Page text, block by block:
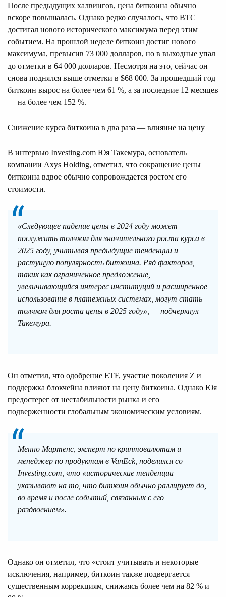
После предыдущих халвингов, цена биткоина обычно
вскоре повышалась. Однако редко случалось, что BTC
достигал нового исторического максимума перед этим
событием. На прошлой неделе биткоин достиг нового
максимума, превысив 73 000 долларов, но в выходные упал
до отметки в 64 000 долларов. Несмотря на это, сейчас он
снова поднялся выше отметки в $68 000. За прошедший год
биткоин вырос на более чем 61 %, а за последние 12 месяцев
— на более чем 152 %.
Снижение курса биткоина в два раза — влияние на цену
В интервью Investing.com Юя Такемура, основатель
компании Axys Holding, отметил, что сокращение цены
биткоина вдвое обычно сопровождается ростом его
стоимости.
«Cледующее падение цены в 2024 году может
послужить толчком для значительного роста курса в
2025 году, учитывая предыдущие тенденции и
растущую популярность биткоина. Ряд факторов,
таких как ограниченное предложение,
увеличивающийся интерес институций и расширенное
использование в платежных системах, могут стать
толчком для роста цены в 2025 году», — подчеркнул
Такемура.
Он отметил, что одобрение ETF, участие поколения Z и
поддержка блокчейна влияют на цену биткоина. Однако Юя
предостерег от нестабильности рынка и его
подверженности глобальным экономическим условиям.
Менно Мартенс, эксперт по криптовалютам и
менеджер по продуктам в VanEck, поделился со
Investing.com, что «исторические тенденции
указывают на то, что биткоин обычно раллирует до,
во время и после событий, связанных с его
раздвоением».
Однако он отметил, что «стоит учитывать и некоторые
исключения, например, биткоин также подвергается
существенным коррекциям, снижаясь более чем на 82 % и